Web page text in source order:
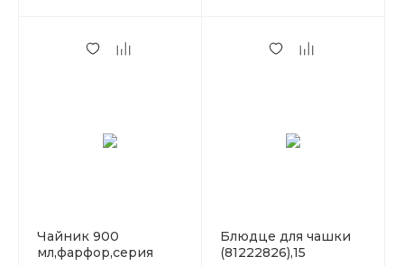
Чайник 900
мл,фарфор,серия
Блюдце для чашки
(81222826),15